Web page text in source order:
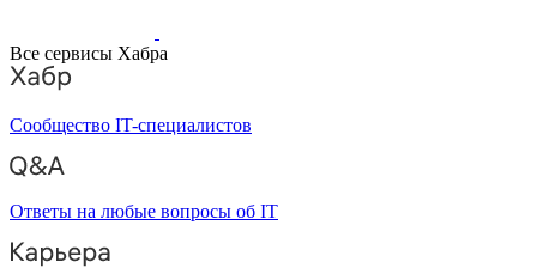
Все сервисы Хабра
Сообщество IT-специалистов
Ответы на любые вопросы об IT